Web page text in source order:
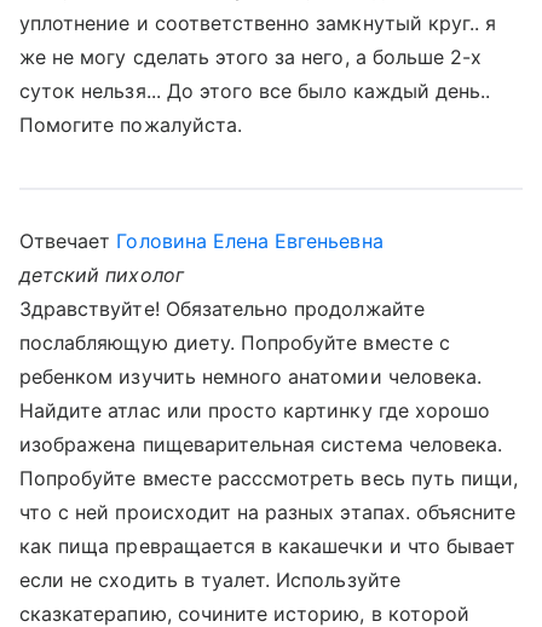
уплотнение и соответственно замкнутый круг.. я
же не могу сделать этого за него, а больше 2-х
суток нельзя... До этого все было каждый день..
Помогите пожалуйста.
Отвечает Головина Елена Евгеньевна
детский пихолог
Здравствуйте! Обязательно продолжайте
послабляющую диету. Попробуйте вместе с
ребенком изучить немного анатомии человека.
Найдите атлас или просто картинку где хорошо
изображена пищеварительная система человека.
Попробуйте вместе расссмотреть весь путь пищи,
что с ней происходит на разных этапах. объясните
как пища превращается в какашечки и что бывает
если не сходить в туалет. Используйте
сказкатерапию, сочините историю, в которой